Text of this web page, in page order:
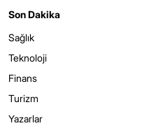
Son Dakika
Sağlık
Teknoloji
Finans
Turizm
Yazarlar